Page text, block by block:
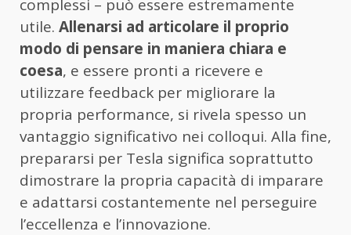
complessi – può essere estremamente
utile. Allenarsi ad articolare il proprio
modo di pensare in maniera chiara e
coesa, e essere pronti a ricevere e
utilizzare feedback per migliorare la
propria performance, si rivela spesso un
vantaggio significativo nei colloqui. Alla fine,
prepararsi per Tesla significa soprattutto
dimostrare la propria capacità di imparare
e adattarsi costantemente nel perseguire
l’eccellenza e l’innovazione.